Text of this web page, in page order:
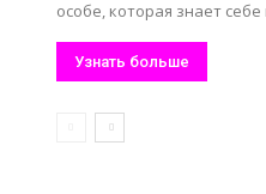
особе, которая знает себе
Узнать больше